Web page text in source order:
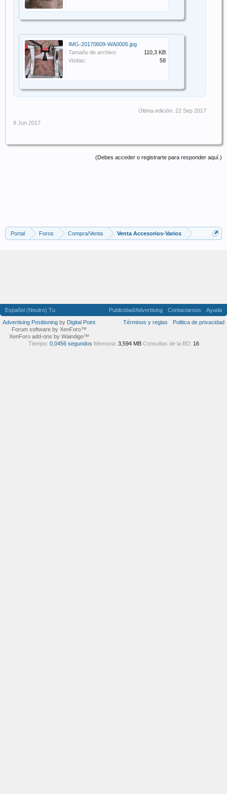
IMG-20170609-WA0005.jpg
Tamaño de archivo:
110,3 KB
Visitas:
58
Última edición: 22 Sep 2017
9 Jun 2017
(Debes acceder o registrarte para responder aquí.)
Portal Foros Compra/Venta Venta Accesorios-Varios
Español (Neutro) Tu Publicidad/Advertising Contactarnos
Ayuda
Términos y reglas
Politica de privacidad
Advertising Positioning by Digital Point
Forum software by XenForo™
XenForo add-ons by Waindigo™
Tiempo: 0,0456 segundos Memoria: 3,594 MB Consultas de la BD: 16